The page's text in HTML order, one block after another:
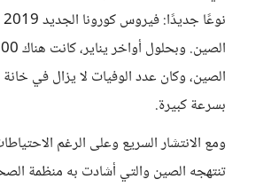
الصين، وكان عدد الوفيات لا يزال في خانة
بسرعة كبيرة.
ومع الانتشار السريع وعلى الرغم
تنتهجه الصين والتي أشادت به منظمة الصحة